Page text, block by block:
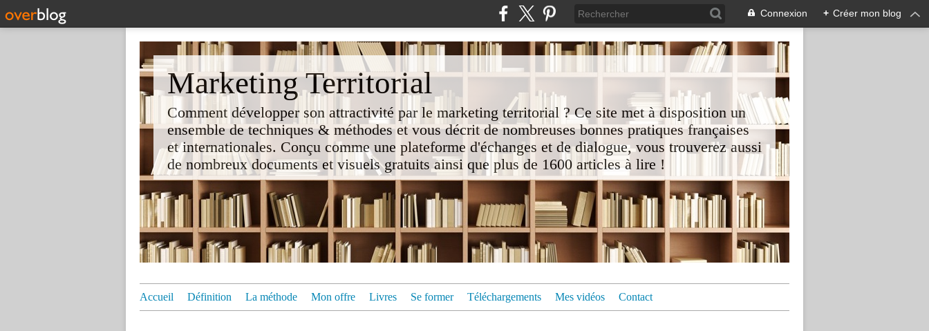
Connexion + Créer mon blog
Marketing Territorial
Comment développer son attractivité par le marketing territorial ? Ce site met à disposition un
ensemble de techniques & méthodes et vous décrit de nombreuses bonnes pratiques françaises
et internationales. Conçu comme une plateforme d'échanges et de dialogue, vous trouverez aussi
de nombreux documents et visuels gratuits ainsi que plus de 1600 articles à lire !
Accueil Définition La méthode Mon offre Livres Se former Téléchargements Mes vidéos Contact